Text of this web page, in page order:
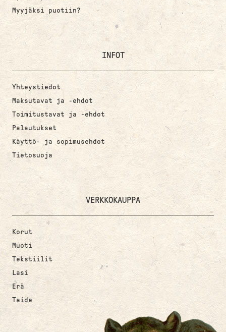
Myyjäksi puotiin?
INFOT
Yhteystiedot
Maksutavat ja -ehdot
Toimitustavat ja -ehdot
Palautukset
Käyttö- ja sopimusehdot
Tietosuoja
VERKKOKAUPPA
Korut
Muoti
Tekstiilit
Lasi
Erä
Taide